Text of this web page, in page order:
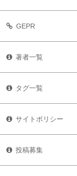
GEPR
著者一覧
タグ一覧
サイトポリシー
投稿募集